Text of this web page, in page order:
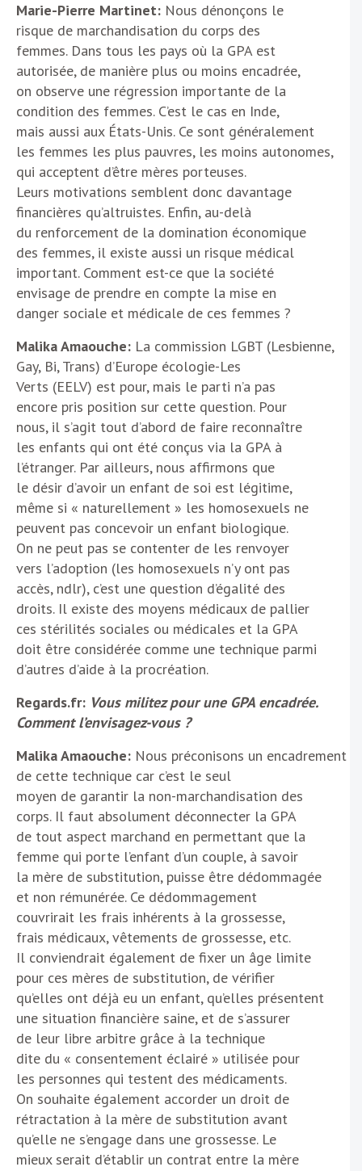
Marie-Pierre Martinet: Nous dénonçons le
risque de marchandisation du corps des
femmes. Dans tous les pays où la GPA est
autorisée, de manière plus ou moins encadrée,
on observe une régression importante de la
condition des femmes. C’est le cas en Inde,
mais aussi aux États-Unis. Ce sont généralement
les femmes les plus pauvres, les moins autonomes,
qui acceptent d’être mères porteuses.
Leurs motivations semblent donc davantage
financières qu’altruistes. Enfin, au-delà
du renforcement de la domination économique
des femmes, il existe aussi un risque médical
important. Comment est-ce que la société
envisage de prendre en compte la mise en
danger sociale et médicale de ces femmes ?
Malika Amaouche: La commission LGBT (Lesbienne,
Gay, Bi, Trans) d’Europe écologie-Les
Verts (EELV) est pour, mais le parti n’a pas
encore pris position sur cette question. Pour
nous, il s’agit tout d’abord de faire reconnaître
les enfants qui ont été conçus via la GPA à
l’étranger. Par ailleurs, nous affirmons que
le désir d’avoir un enfant de soi est légitime,
même si « naturellement » les homosexuels ne
peuvent pas concevoir un enfant biologique.
On ne peut pas se contenter de les renvoyer
vers l’adoption (les homosexuels n’y ont pas
accès, ndlr), c’est une question d’égalité des
droits. Il existe des moyens médicaux de pallier
ces stérilités sociales ou médicales et la GPA
doit être considérée comme une technique parmi
d’autres d’aide à la procréation.
Regards.fr: Vous militez pour une GPA encadrée.
Comment l’envisagez-vous ?
Malika Amaouche: Nous préconisons un encadrement
de cette technique car c’est le seul
moyen de garantir la non-marchandisation des
corps. Il faut absolument déconnecter la GPA
de tout aspect marchand en permettant que la
femme qui porte l’enfant d’un couple, à savoir
la mère de substitution, puisse être dédommagée
et non rémunérée. Ce dédommagement
couvrirait les frais inhérents à la grossesse,
frais médicaux, vêtements de grossesse, etc.
Il conviendrait également de fixer un âge limite
pour ces mères de substitution, de vérifier
qu’elles ont déjà eu un enfant, qu’elles présentent
une situation financière saine, et de s’assurer
de leur libre arbitre grâce à la technique
dite du « consentement éclairé » utilisée pour
les personnes qui testent des médicaments.
On souhaite également accorder un droit de
rétractation à la mère de substitution avant
qu’elle ne s’engage dans une grossesse. Le
mieux serait d’établir un contrat entre la mère